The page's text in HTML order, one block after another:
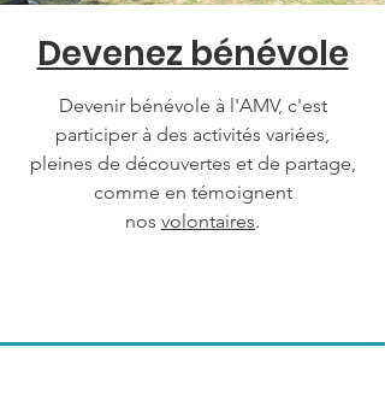
Devenez bénévole
Devenir bénévole à l'AMV, c'est
participer à des activités variées,
pleines de découvertes et de partage,
comme en témoignent
nos volontaires.